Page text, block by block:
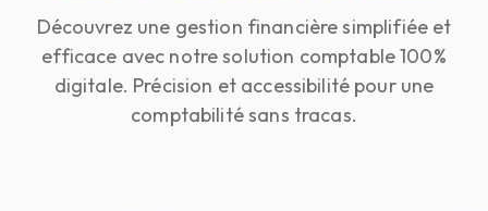
Découvrez une gestion financière simplifiée et
efficace avec notre solution comptable 100%
digitale. Précision et accessibilité pour une
comptabilité sans tracas.